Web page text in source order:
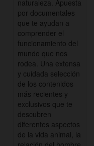
naturaleza. Apuesta
por documentales
que te ayudan a
comprender el
funcionamiento del
mundo que nos
rodea. Una extensa
y cuidada selección
de los contenidos
más recientes y
exclusivos que te
descubren
diferentes aspectos
de la vida animal, la